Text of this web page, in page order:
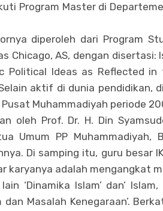
Program Master di
diperoleh dari Program
Chicago, AS, dengan
Political Ideas as Reflected in
aktif di dunia pendidikan,
Muhammadiyah periode
oleh Prof. Dr. H. Din
Umum PP
Di samping itu, guru besar
karyanya adalah mengangkat
‘Dinamika Islam’ dan’
dan Masalah Kenegaraan’.